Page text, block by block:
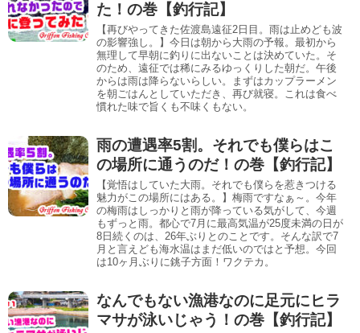
た！の巻【釣行記】
【再びやってきた佐渡島遠征2日目。雨は止めども波
の影響強し。】今日は朝から大雨の予報。最初から
無理して早朝に釣りに出ないことは決めていた。そ
のため、遠征では稀にみるゆっくりした朝だ。午後
からは雨は降らないらしい。まずはカップラーメン
を朝ごはんとしていただき、再び就寝。これは食べ
慣れた味で旨くも不味くもない。
雨の遭遇率5割。それでも僕らはこ
の場所に通うのだ！の巻【釣行記】
【覚悟はしていた大雨。それでも僕らを惹きつける
魅力がこの場所にはある。】梅雨ですなぁ～。今年
の梅雨はしっかりと雨が降っている気がして、今週
もずっと雨。都心で7月に最高気温が25度未満の日が
8日続くのは、26年ぶりとのことです。そんな訳で7
月と言えども海水温はまだ低いのではと予想。今回
は10ヶ月ぶりに銚子方面！ワクテカ。
なんでもない漁港なのに足元にヒラ
マサが泳いじゃう！の巻【釣行記】